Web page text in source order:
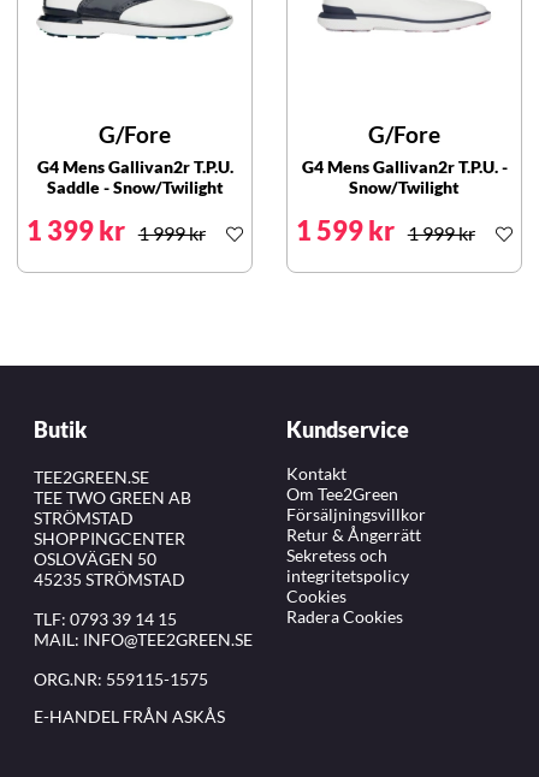
G/Fore
G4 Mens Gallivan2r T.P.U.
Saddle - Snow/Twilight
1 399 kr 1 999 kr
G/Fore
G4 Mens Gallivan2r T.P.U. -
Snow/Twilight
1 599 kr 1 999 kr
Butik
TEE2GREEN.SE
TEE TWO GREEN AB
STRÖMSTAD
SHOPPINGCENTER
OSLOVÄGEN 50
45235 STRÖMSTAD
TLF: 0793 39 14 15
MAIL: INFO@TEE2GREEN.SE
ORG.NR: 559115-1575
E-HANDEL FRÅN ASKÅS
Kundservice
Kontakt
Om Tee2Green
Försäljningsvillkor
Retur & Ångerrätt
Sekretess och
integritetspolicy
Cookies
Radera Cookies